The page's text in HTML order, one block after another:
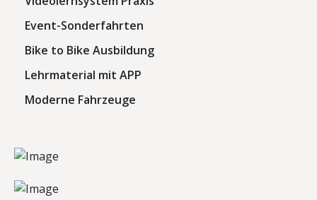
Event-Sonderfahrten
Bike to Bike Ausbildung
Lehrmaterial mit APP
Moderne Fahrzeuge